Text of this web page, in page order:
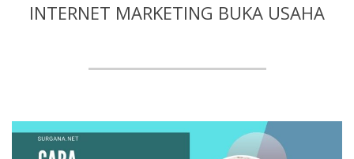
INTERNET MARKETING BUKA USAHA